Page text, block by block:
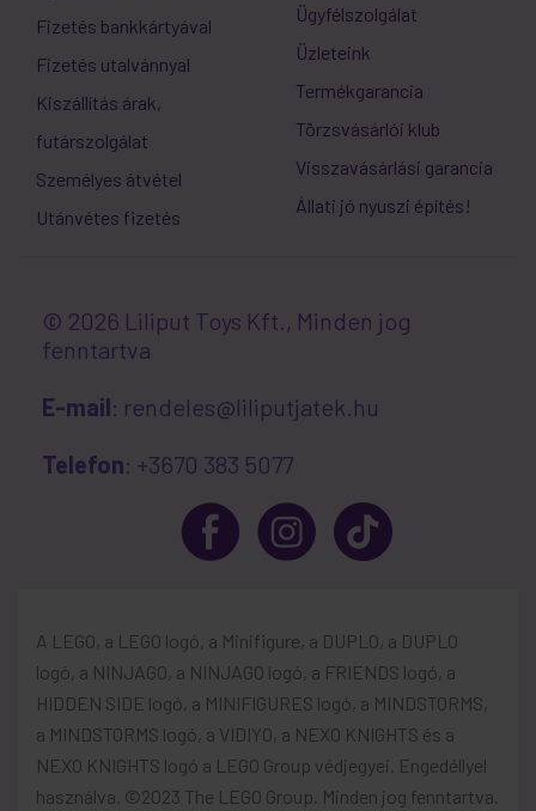
Fizetés bankkártyával
Fizetés utalvánnyal
Kiszállítás árak,
futárszolgálat
Személyes átvétel
Utánvétes fizetés
Ügyfélszolgálat
Üzleteink
Termékgarancia
Törzsvásárlói klub
Visszavásárlási garancia
Állati jó nyuszi építés!
© 2026 Liliput Toys Kft., Minden jog
fenntartva
E-mail: rendeles@liliputjatek.hu
Telefon: +3670 383 5077
A LEGO, a LEGO logó, a Minifigure, a DUPLO, a DUPLO
logó, a NINJAGO, a NINJAGO logó, a FRIENDS logó, a
HIDDEN SIDE logó, a MINIFIGURES logó, a MINDSTORMS,
a MINDSTORMS logó, a VIDIYO, a NEXO KNIGHTS és a
NEXO KNIGHTS logó a LEGO Group védjegyei. Engedéllyel
használva. ©2023 The LEGO Group. Minden jog fenntartva.